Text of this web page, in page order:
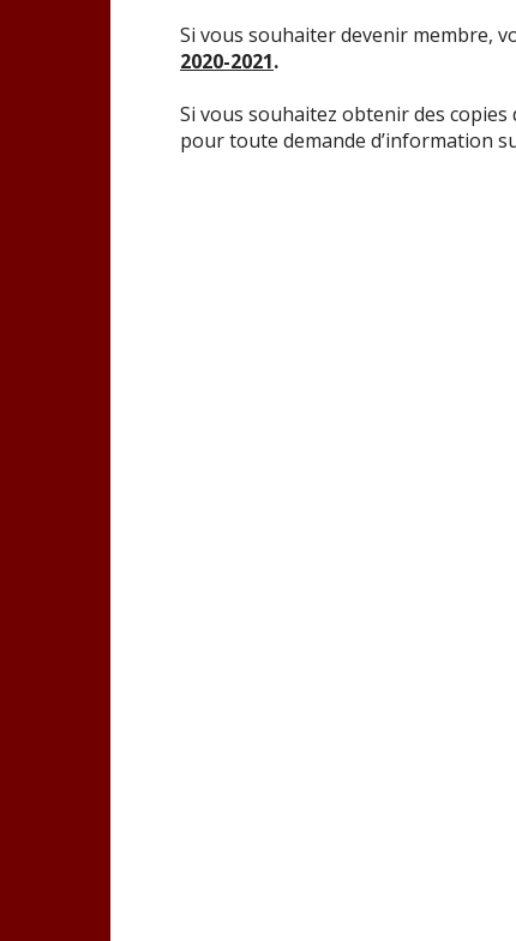
Si vous souhaiter devenir membre,
2020-2021.
Si vous souhaitez obtenir des
pour toute demande d’information